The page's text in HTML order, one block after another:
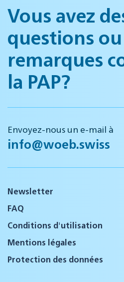
Vous avez
questions
remarques
la PAP?
Envoyez-nous un e-mail à
info@woeb.swiss
Newsletter
FAQ
Conditions d'utilisation
Mentions légales
Protection des données